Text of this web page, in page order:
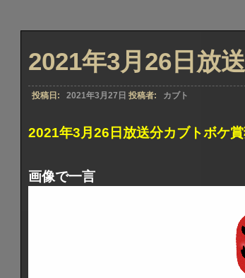
2021年3月26日放
投稿日: 2021年3月27日 投稿者: カブト
2021年3月26日放送分カブトボケ賞
画像で一言